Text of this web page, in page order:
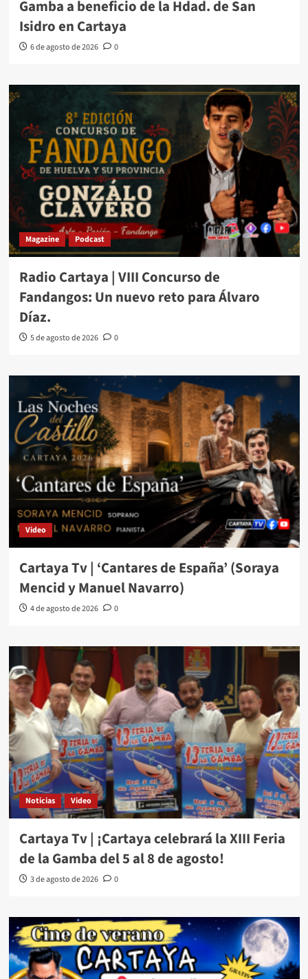
Gamba a beneficio de la Hdad. de San
Isidro en Cartaya
6 de agosto de 2026 0
Magazine Podcast
Radio Cartaya | VIII Concurso de
Fandangos: Un nuevo reto para Álvaro
Díaz.
5 de agosto de 2026 0
Video
Cartaya Tv | ‘Cantares de España’ (Soraya
Mencid y Manuel Navarro)
4 de agosto de 2026 0
Noticias Video
Cartaya Tv | ¡Cartaya celebrará la XIII Feria
de la Gamba del 5 al 8 de agosto!
3 de agosto de 2026 0